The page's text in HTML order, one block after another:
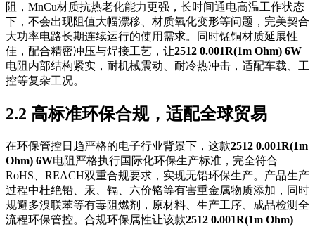
阻，MnCu材质抗热老化能力更强，长时间通电高温工作状态
下，不会出现阻值大幅漂移、材质氧化变形等问题，完美契合
大功率电路长期连续运行的使用需求。同时锰铜材质延展性
佳，配合精密冲压与焊接工艺，让2512 0.001R(1m Ohm) 6W
电阻内部结构紧实，耐机械震动、耐冷热冲击，适配车载、工
控等复杂工况。
2.2 高标准环保合规，适配全球贸易
在环保管控日趋严格的电子行业背景下，这款2512 0.001R(1m
Ohm) 6W电阻严格执行国际化环保生产标准，完全符合
RoHS、REACH双重合规要求，实现无铅环保生产。产品生产
过程中杜绝铅、汞、镉、六价铬等有害重金属物质添加，同时
规避多溴联苯等有毒阻燃剂，原材料、生产工序、成品检测全
流程环保管控。合规环保属性让该款2512 0.001R(1m Ohm)